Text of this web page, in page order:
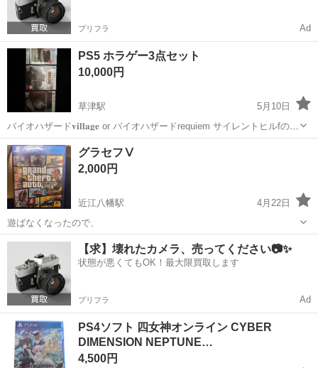
プリフラ Ad
PS5 ホラゲー3点セット
10,000円
草津駅
5月10日
バイオハザード𝐯𝐢𝐥𝐥𝐚𝐠𝐞 or バイオハザードrequiem サイレントヒルfのホ
ラゲー3点をお売りします！ 欲しい方居ましたらメッセージお待ちし
てます。 コード特典はプレイした際に使いましたのでありません。 そ
れでも良...
滋賀 草津市
グラセフⅤ
2,000円
近江八幡駅
4月22日
遊ばなくなったので、
滋賀 近江八幡市 近江八幡駅 テレビゲーム グラセフ
【求】壊れたカメラ、売ってください📷✨
状態が悪くてもOK！最大限買取します
プリフラ Ad
PS4ソフト 四女神オンライン CYBER
DIMENSION NEPTUNE…
4,500円